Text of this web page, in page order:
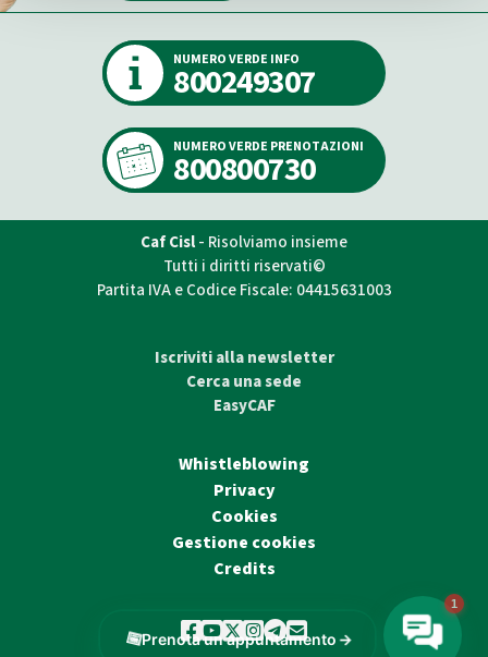
NUMERO VERDE INFO
800249307
NUMERO VERDE PRENOTAZIONI
800800730
Caf Cisl- Risolviamo insieme
Tutti i diritti riservati©
Partita IVA e Codice Fiscale: 04415631003
Iscriviti alla newsletter
Cerca una sede
EasyCAF
Whistleblowing
Privacy
Cookies
Gestione cookies
Credits